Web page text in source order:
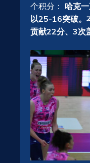
个积分： 哈克
以25-16突破。
贡献22分、3次